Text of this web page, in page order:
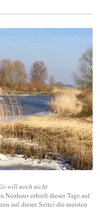
will noch nicht
Neuhaus erhielt dieser Tage auf
auf dieser Seite) die meisten